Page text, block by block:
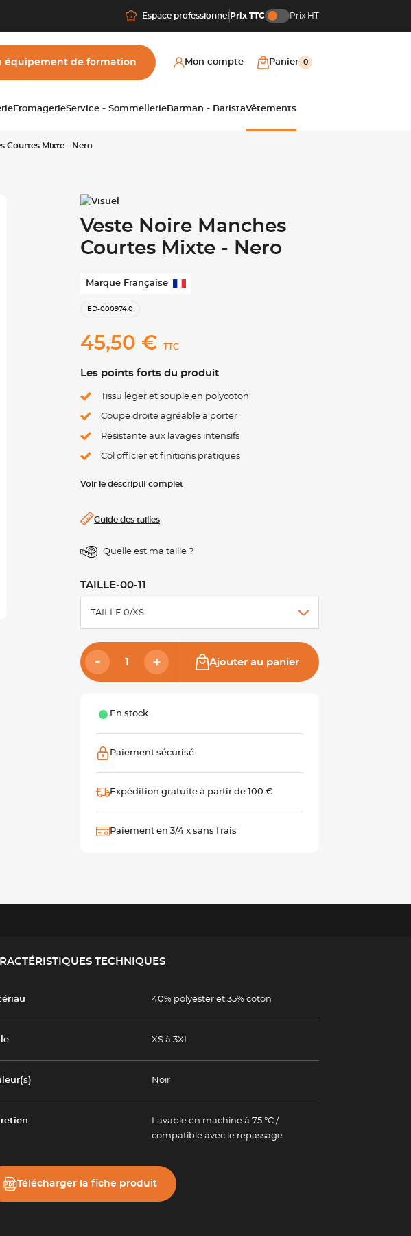
Espace professionnel Prix TTC Prix HT
équipement de formation Mon compte Panier 0
FromagerieService - Sommellerie Barman - BaristaVêtements
Courtes Mixte - Nero
Veste Noire Manches
Courtes Mixte - Nero
Marque Française
ED-000974.0
45,50 € TTC
Les points forts du produit
Tissu léger et souple en polycoton
Coupe droite agréable à porter
Résistante aux lavages intensifs
Col officier et finitions pratiques
Voir le descriptif complet
Guide des tailles
Quelle est ma taille ?
TAILLE-00-11
TAILLE 0/XS
Ajouter au panier
En stock
Paiement sécurisé
Expédition gratuite à partir de 100 €
Paiement en 3/4 x sans frais
TECHNIQUES
40% polyester et 35% coton
XS à 3XL
Noir
Lavable en machine à 75 °C /
compatible avec le repassage
Télécharger la fiche produit